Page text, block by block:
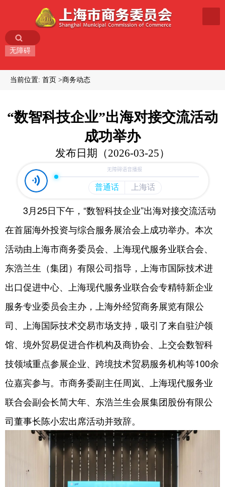
无障碍
当前位置: 首页 商务动态
“数智科技企业”出海对接交流活动
成功举办
发布日期（2026-03-25）
3月25日下午，“数智科技企业”出海对接交流活动
在首届海外投资与综合服务展洽会上成功举办。本次
活动由上海市商务委员会、上海现代服务业联合会、
东浩兰生（集团）有限公司指导，上海市国际技术进
出口促进中心、上海现代服务业联合会专精特新企业
服务专业委员会主办，上海外经贸商务展览有限公
司、上海国际技术交易市场支持，吸引了来自驻沪领
馆、境外贸易促进合作机构及商协会、上交会数智科
技领域重点参展企业、跨境技术贸易服务机构等100余
位嘉宾参与。市商务委副主任周岚、上海现代服务业
联合会副会长简大年、东浩兰生会展集团股份有限公
司董事长陈小宏出席活动并致辞。